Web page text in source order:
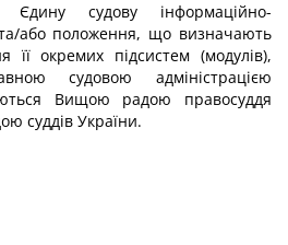
судову інформаційно-
та/або положення, що визначають
її окремих підсистем (модулів),
судовою адміністрацією
Вищою радою правосуддя
суддів України.